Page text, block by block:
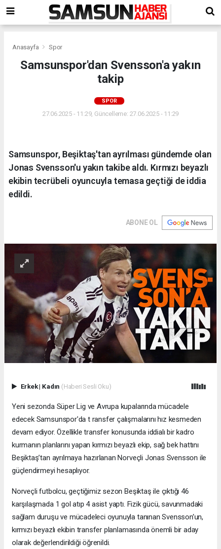
Anasayfa Spor
Samsunspor'dan Svensson'a yakın
takip
SPOR
27.06.2025 - 11:29, Güncelleme: 27.06.2025 - 11:29
Samsunspor, Beşiktaş'tan ayrılması gündemde olan
Jonas Svensson'u yakın takibe aldı. Kırmızı beyazlı
ekibin tecrübeli oyuncuyla temasa geçtiği de iddia
edildi.
ABONE OL
Erkek| Kadın (Haberi Sesli Oku)
Yeni sezonda Süper Lig ve Avrupa kupalarında mücadele
edecek Samsunspor'da t ransfer çalışmalarını hız kesmeden
devam ediyor. Özellikle transfer konusunda iddialı bir kadro
kurmanın planlarını yapan kırmızı beyazlı ekip, sağ bek hattını
Beşiktaş’tan ayrılmaya hazırlanan Norveçli Jonas Svensson ile
güçlendirmeyi hesaplıyor.
Norveçli futbolcu, geçtiğimiz sezon Beşiktaş ile çıktığı 46
karşılaşmada 1 gol atıp 4 asist yaptı. Fizik gücü, savunmadaki
sağlam duruşu ve mücadeleci oyunuyla tanınan Svensson’un,
kırmızı beyazlı ekibin transfer planlamasında önemli bir aday
olarak değerlendirildiği öğrenildi.